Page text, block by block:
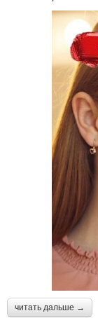
читать дальше →